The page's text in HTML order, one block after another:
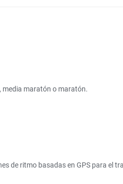
media maratón o maratón.
de ritmo basadas en GPS para el